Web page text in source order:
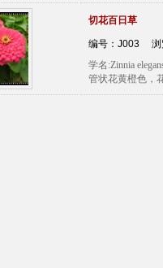
切花百日草
编号：J003 浏
学名:Zinnia
管状花黄橙色，